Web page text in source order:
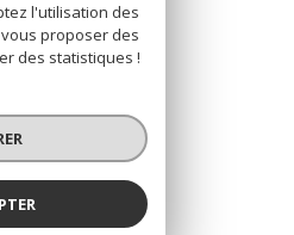
l'utilisation des
proposer des
des statistiques !